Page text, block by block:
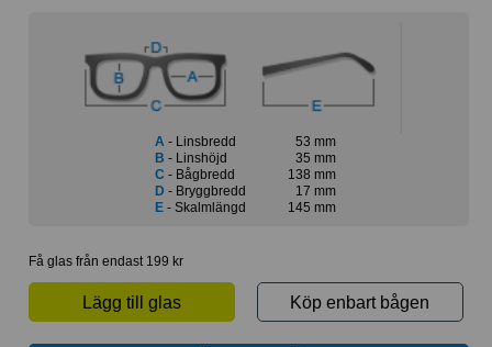
A- Linsbredd
53 mm
B - Linshöjd
35 mm
C - Bågbredd
138 mm
D - Bryggbredd
17 mm
E- Skalmlängd 145 mm
Få glas från endast 199 kr
Lägg till glas Köp enbart bågen